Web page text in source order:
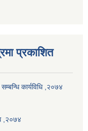
प्रकाशित
कार्यविधि ,२०७४
,२०७४